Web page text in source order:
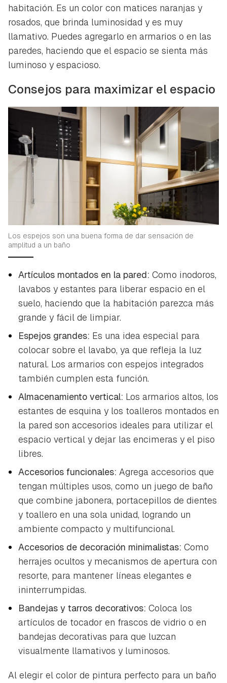
habitación. Es un color con matices naranjas y
rosados, que brinda luminosidad y es muy
llamativo. Puedes agregarlo en armarios o en las
paredes, haciendo que el espacio se sienta más
luminoso y espacioso.
Consejos para maximizar el espacio
Los espejos son una buena forma de dar sensación de
amplitud a un baño
Artículos montados en la pared: Como inodoros,
lavabos y estantes para liberar espacio en el
suelo, haciendo que la habitación parezca más
grande y fácil de limpiar.
Espejos grandes: Es una idea especial para
colocar sobre el lavabo, ya que refleja la luz
natural. Los armarios con espejos integrados
también cumplen esta función.
Almacenamiento vertical: Los armarios altos, los
estantes de esquina y los toalleros montados en
la pared son accesorios ideales para utilizar el
espacio vertical y dejar las encimeras y el piso
libres.
Accesorios funcionales: Agrega accesorios que
tengan múltiples usos, como un juego de baño
que combine jabonera, portacepillos de dientes
y toallero en una sola unidad, logrando un
ambiente compacto y multifuncional.
Accesorios de decoración minimalistas: Como
herrajes ocultos y mecanismos de apertura con
resorte, para mantener líneas elegantes e
ininterrumpidas.
Bandejas y tarros decorativos: Coloca los
artículos de tocador en frascos de vidrio o en
bandejas decorativas para que luzcan
visualmente llamativos y luminosos.
Al elegir el color de pintura perfecto para un baño